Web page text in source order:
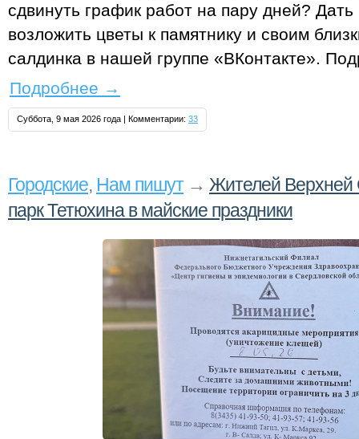
сдвинуть график работ на пару дней?
возложить цветы к памятнику и своим
салдинка в нашей группе «ВКонтакте».
Подробнее →
Суббота, 9 мая 2026 года | Комментарии: 33
Городские, Нам пишут→ Жителей Верхней
парк Тетюхина в майские праздники